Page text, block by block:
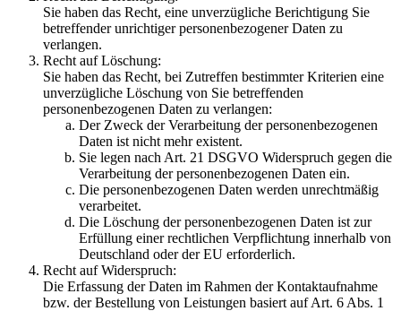
Sie haben das Recht, eine unverzügliche Berichtigung Sie
betreffender unrichtiger personenbezogener Daten zu
verlangen.
Recht auf Löschung:
Sie haben das Recht, bei Zutreffen bestimmter Kriterien eine
unverzügliche Löschung von Sie betreffenden
personenbezogenen Daten zu verlangen:
Der Zweck der Verarbeitung der personenbezogenen
Daten ist nicht mehr existent.
Sie legen nach Art. 21 DSGVO Widerspruch gegen die
Verarbeitung der personenbezogenen Daten ein.
Die personenbezogenen Daten werden unrechtmäßig
verarbeitet.
Die Löschung der personenbezogenen Daten ist zur
Erfüllung einer rechtlichen Verpflichtung innerhalb von
Deutschland oder der EU erforderlich.
Recht auf Widerspruch:
Die Erfassung der Daten im Rahmen der Kontaktaufnahme
bzw. der Bestellung von Leistungen basiert auf Art. 6 Abs. 1